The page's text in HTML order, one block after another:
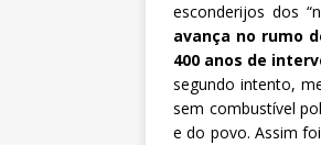
esconderijos dos
avança no rumo
400 anos de
segundo intento,
sem combustível
e do povo. Assim